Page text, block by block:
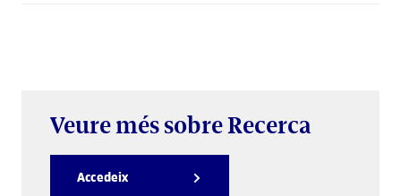
Veure més sobre Recerca
Accedeix